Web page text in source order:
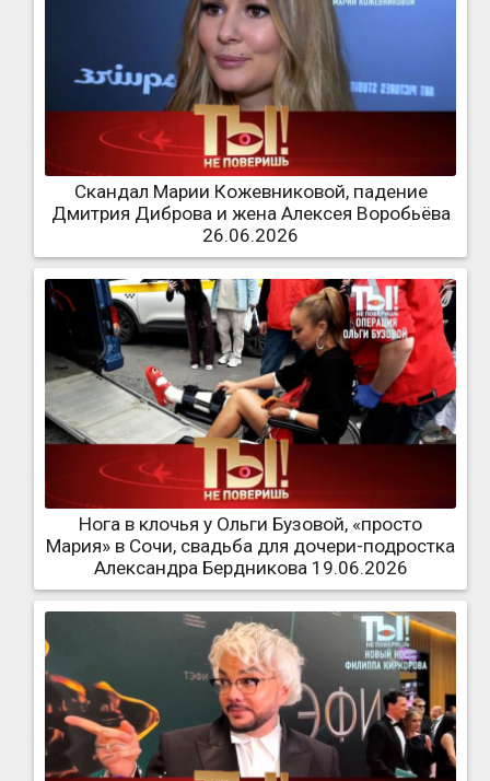
Скандал Марии Кожевниковой, падение
Дмитрия Диброва и жена Алексея Воробьёва
26.06.2026
Нога в клочья у Ольги Бузовой, «просто
Мария» в Сочи, свадьба для дочери-подростка
Александра Бердникова 19.06.2026